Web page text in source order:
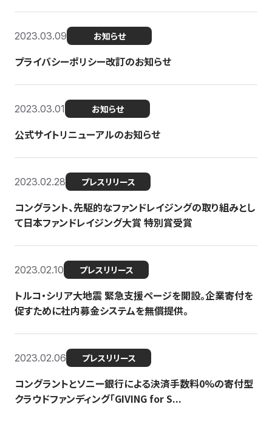
2023.03.09 お知らせ
プライバシーポリシー改訂のお知らせ
2023.03.01 お知らせ
公式サイトリニューアルのお知らせ
2023.02.28 プレスリリース
コングラント、先駆的なファンドレイジングの取り組みとし
て日本ファンドレイジング大賞 特別賞受賞
2023.02.10 プレスリリース
トルコ・シリア大地震 緊急支援ページを開設。企業寄付を
促すために社内募金システムを無償提供。
2023.02.06 プレスリリース
コングラントとソニー銀行による決済手数料0%の寄付型
クラウドファンディング「GIVING for S...